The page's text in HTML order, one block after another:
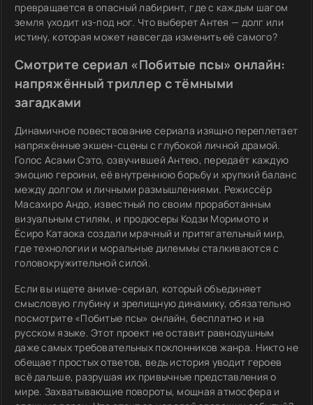
превращается в опасный лабиринт, где с каждым шагом
земля уходит из-под ног. Что выберет Антея — долг или
истину, которая может навсегда изменить её самого?
Смотрите сериал «Побитые псы» онлайн:
напряжённый триллер с тёмными
загадками
Динамичное повествование сериала изящно переплетает
напряжённые экшен-сцены с глубокой личной драмой.
Голос Асами Сэто, озвучившей Антею, передаёт каждую
эмоцию героини, её внутреннюю борьбу и хрупкий баланс
между долгом и личными размышлениями. Режиссёр
Масахиро Андо, известный по своим проработанным
визуальным стилям, и продюсеры Кодзи Моримото и
Ёсиро Катаока создали мрачный и притягательный мир,
где технологии и моральные дилеммы сталкиваются с
головокружительной силой.
Если вы ищете аниме-сериал, который объединяет
смысловую глубину и зрелищную динамику, обязательно
посмотрите «Побитые псы» онлайн, бесплатно и на
русском языке. Этот проект не оставит равнодушным
даже самых требовательных поклонников жанра. Никто не
обещает простых ответов, ведь история уводит героев
всё дальше, разрушая их привычные представления о
мире. Захватывающие повороты, мощная атмосфера и